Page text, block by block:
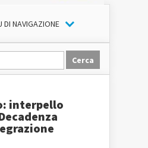
DI NAVIGAZIONE
interpello